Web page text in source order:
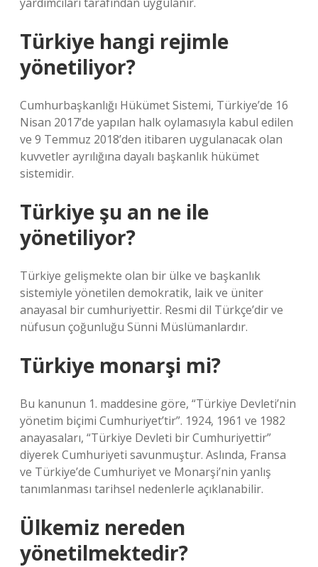
Türkiye hangi rejimle
yönetiliyor?
Cumhurbaşkanlığı Hükümet Sistemi, Türkiye’de 16
Nisan 2017’de yapılan halk oylamasıyla kabul edilen
ve 9 Temmuz 2018’den itibaren uygulanacak olan
kuvvetler ayrılığına dayalı başkanlık hükümet
sistemidir.
Türkiye şu an ne ile
yönetiliyor?
Türkiye gelişmekte olan bir ülke ve başkanlık
sistemiyle yönetilen demokratik, laik ve üniter
anayasal bir cumhuriyettir. Resmi dil Türkçe’dir ve
nüfusun çoğunluğu Sünni Müslümanlardır.
Türkiye monarşi mi?
Bu kanunun 1. maddesine göre, “Türkiye Devleti’nin
yönetim biçimi Cumhuriyet’tir”. 1924, 1961 ve 1982
anayasaları, “Türkiye Devleti bir Cumhuriyettir”
diyerek Cumhuriyeti savunmuştur. Aslında, Fransa
ve Türkiye’de Cumhuriyet ve Monarşi’nin yanlış
tanımlanması tarihsel nedenlerle açıklanabilir.
Ülkemiz nereden
yönetilmektedir?